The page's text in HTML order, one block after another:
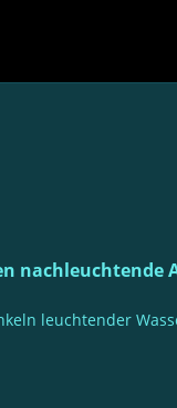
nachleuchtende
leuchtender